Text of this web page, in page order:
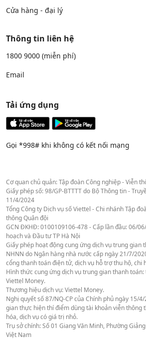
Cửa hàng - đại lý
Thông tin liên hệ
1800 9000 (miễn phí)
Email
Tải ứng dụng
Gọi *998# khi không có kết nối mạng
Cơ quan chủ quản: Tập đoàn Công nghiệp - Viễn
Giấy phép số: 98/GP-BTTTT do Bộ Thông tin -
11/4/2024
Tổng Công ty Dịch vụ số Viettel - Chi nhánh Tập
thông Quân đội
GCN ĐKHĐ: 0100109106-478 - Cấp lần đầu: 06/
hoạch và Đầu tư TP Hà Nội
Giấy phép hoạt động cung ứng dịch vụ trung gian
NHNN do Ngân hàng nhà nước cấp ngày 21/7/
cổng thanh toán điện tử, dịch vụ hỗ trợ thu hộ, chi
Hình thức cung ứng dịch vụ trung gian thanh
Viettel Money.
Thương hiệu dịch vụ: Viettel Money.
Nghị quyết số 87/NQ-CP của Chính phủ ngày 15/
gian thực hiện thí điểm dùng tài khoản viễn thông
hóa, dịch vụ có giá trị nhỏ.
Trụ sở chính: Số 01 Giang Văn Minh, Phường
Việt Nam